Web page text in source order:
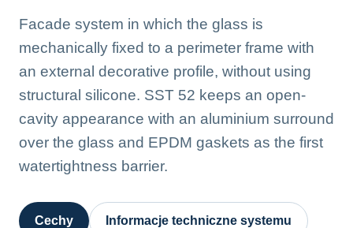
Facade system in which the glass is
mechanically fixed to a perimeter frame with
an external decorative profile, without using
structural silicone. SST 52 keeps an open-
cavity appearance with an aluminium surround
over the glass and EPDM gaskets as the first
watertightness barrier.
Cechy Informacje techniczne systemu